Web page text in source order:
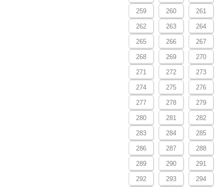
259 260 261
262 263 264
265 266 267
268 269 270
271 272 273
274 275 276
277 278 279
280 281 282
283 284 285
286 287 288
289 290 291
292 293 294